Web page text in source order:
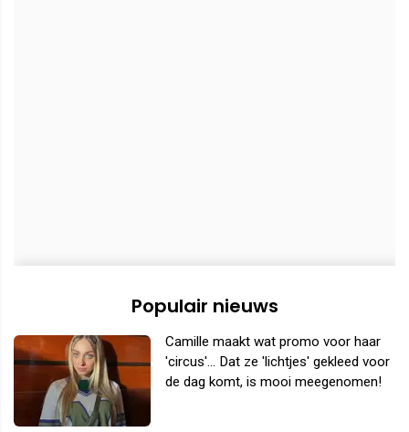
Populair nieuws
Camille maakt wat promo voor haar
'circus'... Dat ze 'lichtjes' gekleed voor
de dag komt, is mooi meegenomen!